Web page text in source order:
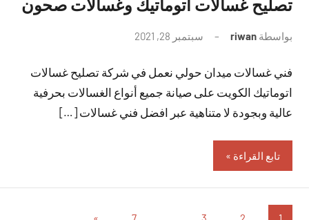
تصليح غسالات اتوماتيك وغسالات صحون
بواسطة riwan سبتمبر 28, 2021
تعليقات
فني غسالات ميدان حولي نعمل في شركة تصليح غسالات
اتوماتيك الكويت على صيانة جميع أنواع الغسالات بحرفية
عالية وبجودة لا متناهية عبر افضل فني غسالات […]
تابع القراءة
المقالات